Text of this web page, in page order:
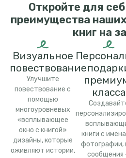
Откройте для
преимущества
книг на
Визуальное
повествование
Улучшите
повествование с
помощью
многоуровневых
«всплывающее
окно с книгой»
дизайны, которые
оживляют истории,
класса
книги с
фотографии,
сообщения